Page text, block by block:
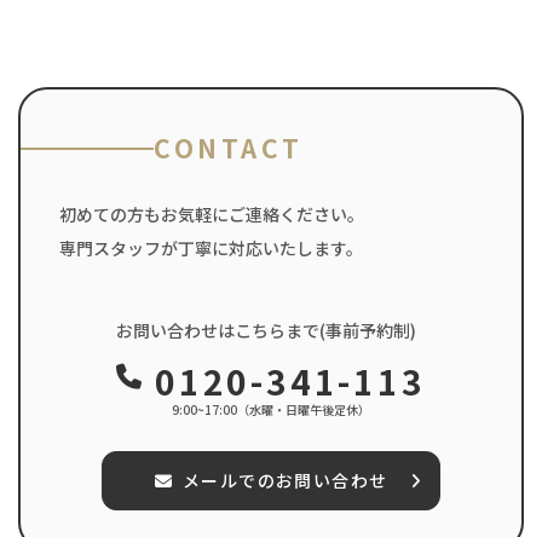
CONTACT
初めての方もお気軽にご連絡ください。
専門スタッフが丁寧に対応いたします。
お問い合わせはこちらまで(事前予約制)
0120-341-113
9:00~17:00（水曜・日曜午後定休）
メールでのお問い合わせ